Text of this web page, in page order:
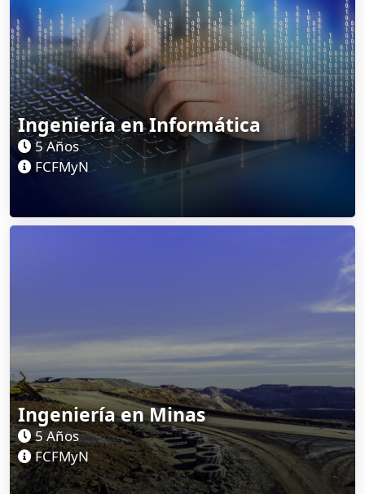
Ingeniería en Informática
5 Años
FCFMyN
Ingeniería en Minas
5 Años
FCFMyN